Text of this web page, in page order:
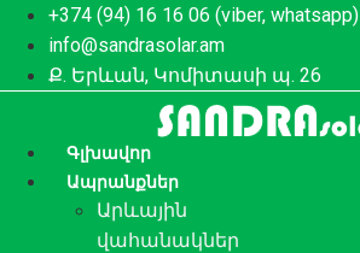
Перейти
содержимому
+374 (94) 16 16 06 (viber, whatsapp)
info@sandrasolar.am
Ք. Երևան, Կոմիտասի պ. 26
Գլխավոր
Ապրանքներ
Արևային
վահանակներ